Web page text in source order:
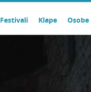
Festivali Klape Osobe